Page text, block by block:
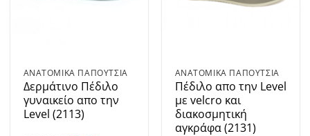
ΑΝΑΤΟΜΙΚΑ ΠΑΠΟΥΤΣΙΑ
Δερμάτινο Πέδιλο
γυναικείο απο την
Level (2113)
ΑΝΑΤΟΜΙΚΑ ΠΑΠΟΥΤΣΙΑ
Πέδιλο απο την Level
με velcro και
διακοσμητική
αγκράφα (2131)